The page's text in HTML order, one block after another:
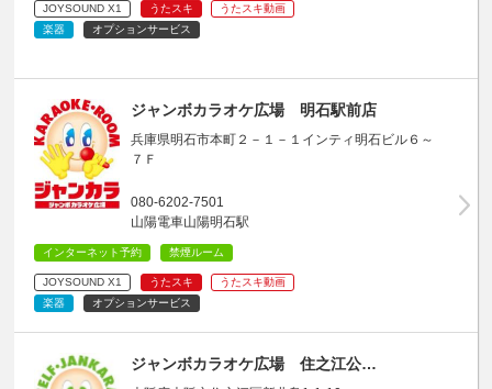
JOYSOUND X1 うたスキ
うたスキ動画
楽器
オプションサービス
ジャンボカラオケ広場 明石駅前店
兵庫県明石市本町２－１－１インティ明石ビル６～
７Ｆ
080-6202-7501
山陽電車山陽明石駅
インターネット予約 禁煙ルーム
JOYSOUND X1 うたスキ
うたスキ動画
楽器
オプションサービス
ジャンボカラオケ広場 住之江公…